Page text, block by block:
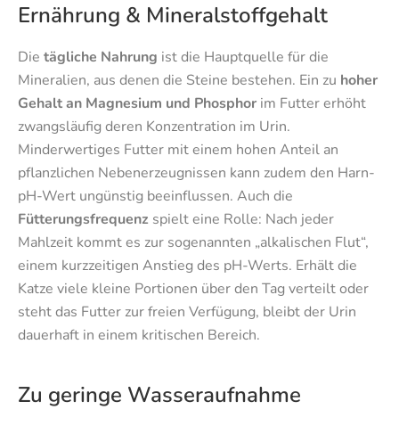
Ernährung & Mineralstoffgehalt
Die tägliche Nahrung ist die Hauptquelle für die
Mineralien, aus denen die Steine bestehen. Ein zu hoher
Gehalt an Magnesium und Phosphor im Futter erhöht
zwangsläufig deren Konzentration im Urin.
Minderwertiges Futter mit einem hohen Anteil an
pflanzlichen Nebenerzeugnissen kann zudem den Harn-
pH-Wert ungünstig beeinflussen. Auch die
Fütterungsfrequenz spielt eine Rolle: Nach jeder
Mahlzeit kommt es zur sogenannten „alkalischen Flut“,
einem kurzzeitigen Anstieg des pH-Werts. Erhält die
Katze viele kleine Portionen über den Tag verteilt oder
steht das Futter zur freien Verfügung, bleibt der Urin
dauerhaft in einem kritischen Bereich.
Zu geringe Wasseraufnahme